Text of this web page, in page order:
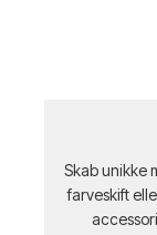
Skab unikke
farveskift